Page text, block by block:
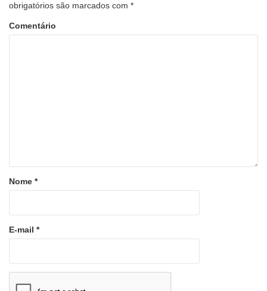
obrigatórios são marcados com *
Comentário
Nome *
E-mail *